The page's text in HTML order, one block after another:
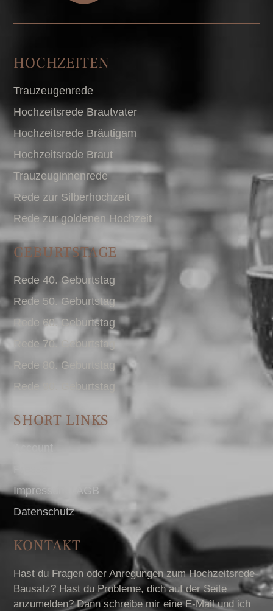
HOCHZEITEN
Trauzeugenrede
Hochzeitsrede Brautvater
Hochzeitsrede Bräutigam
Hochzeitsrede Braut
Trauzeuginnenrede
Rede zur Silberhochzeit
Rede zur goldenen Hochzeit
GEBURTSTAGE
Rede 40. Geburtstag
Rede 50. Geburtstag
Rede 60. Geburtstag
Rede 70. Geburtstag
Rede 80. Geburtstag
Rede 90. Geburtstag
SHORT LINKS
Account
Impressum I AGB
Datenschutz
KONTAKT
Hast du Fragen oder Anregungen zum Hochzeitsrede-
Bausatz? Hast du Probleme, dich auf der Seite
anzumelden? Dann schreibe mir eine E-Mail und ich